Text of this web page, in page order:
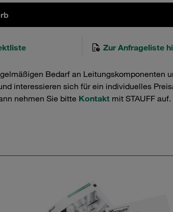
Zur Anfrageliste
Bedarf an Leitungskomponenten
interessieren sich für ein individuelles
nehmen Sie bitte Kontakt mit STAUFF auf.